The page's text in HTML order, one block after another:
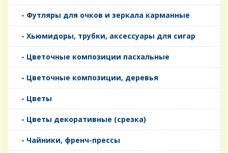
- Футляры для очков и зеркала карманные
- Хьюмидоры, трубки, аксессуары для сигар
- Цветочные композиции пасхальные
- Цветочные композиции, деревья
- Цветы
- Цветы декоративные (срезка)
- Чайники, френч-прессы